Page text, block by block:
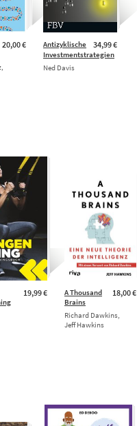
20,00 € 34,99 €
Antizyklische
Investmentstrategien
Ned Davis
19,99 € 18,00 €
A Thousand
Brains
Richard Dawkins,
Jeff Hawkins